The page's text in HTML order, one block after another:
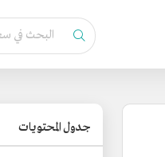
جدول المحتويات